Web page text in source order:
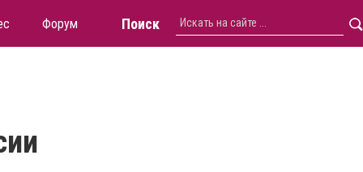
Форум Поиск